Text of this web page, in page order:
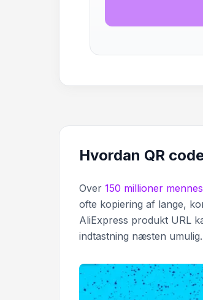
Hvordan QR
Over 150 millioner
ofte kopiering af lange,
AliExpress produkt URL
indtastning næsten